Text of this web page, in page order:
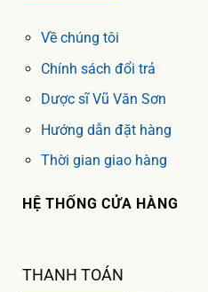
Về chúng tôi
Chính sách đổi trả
Dược sĩ Vũ Văn Sơn
Hướng dẫn đặt hàng
Thời gian giao hàng
HỆ THỐNG CỬA HÀNG
THANH TOÁN